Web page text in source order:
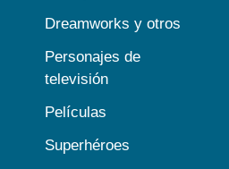
Dreamworks y otros
Personajes de
televisión
Películas
Superhéroes